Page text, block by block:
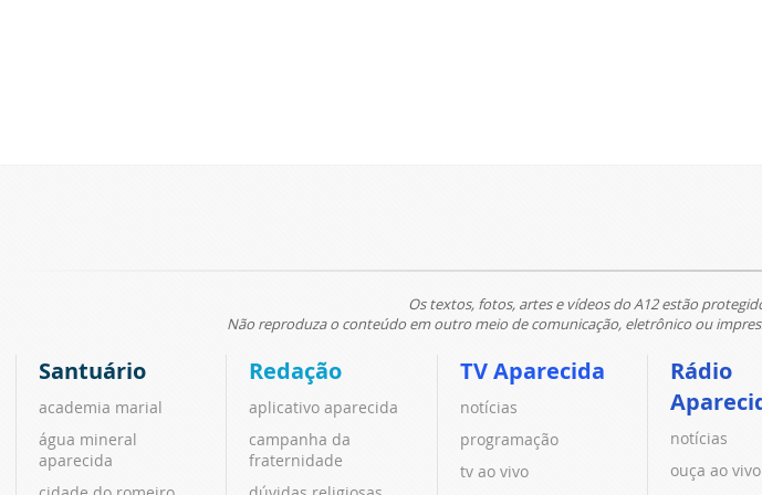
Os textos, fotos, artes e vídeos do A12 estão
Não reproduza o conteúdo em outro meio de comunicação, eletrônico ou
Santuário
academia marial
água mineral
aparecida
Redação
aplicativo aparecida
campanha da
fraternidade
TV Aparecida
notícias
programação
tv ao vivo
Rádio
notícias
ouça ao vivo